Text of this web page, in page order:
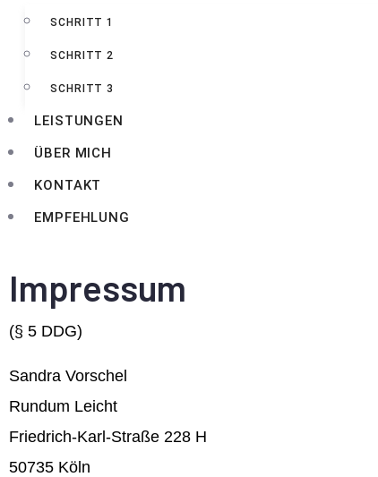
SCHRITT 1
SCHRITT 2
SCHRITT 3
LEISTUNGEN
ÜBER MICH
KONTAKT
EMPFEHLUNG
Impressum
(§ 5 DDG)
Sandra Vorschel
Rundum Leicht
Friedrich-Karl-Straße 228 H
50735 Köln